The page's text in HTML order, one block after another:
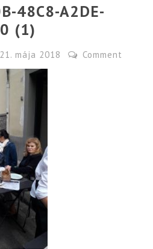
48C8-A2DE-
(1)
21. mája 2018 Comment